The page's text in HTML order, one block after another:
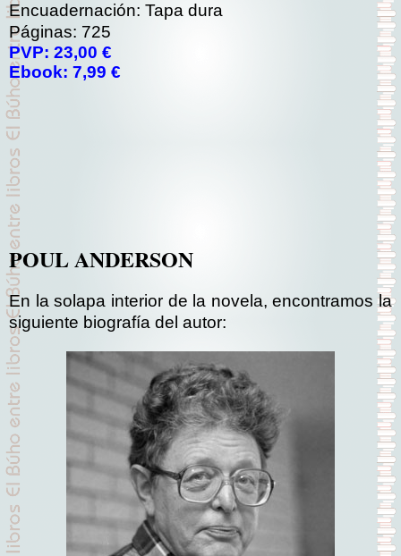
Encuadernación: Tapa dura
Páginas: 725
PVP: 23,00 €
Ebook: 7,99 €
POUL ANDERSON
En la solapa interior de la novela, encontramos la
siguiente biografía del autor: